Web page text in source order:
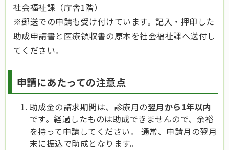
社会福祉課（庁舎1階）
※郵送での申請も受け付けています。記入・押印した
助成申請書と医療領収書の原本を社会福祉課へ送付し
てください。
申請にあたっての注意点
助成金の請求期間は、診療月の翌月から1年以内
です。経過したものは助成できませんので、余裕
を持って申請してください。 通常、申請月の翌月
末に振込で助成となります。